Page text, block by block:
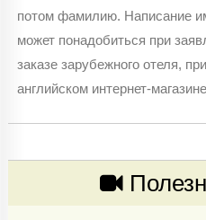
потом фамилию. Написание
может понадобиться при
заказе зарубежного отеля,
английском интернет-